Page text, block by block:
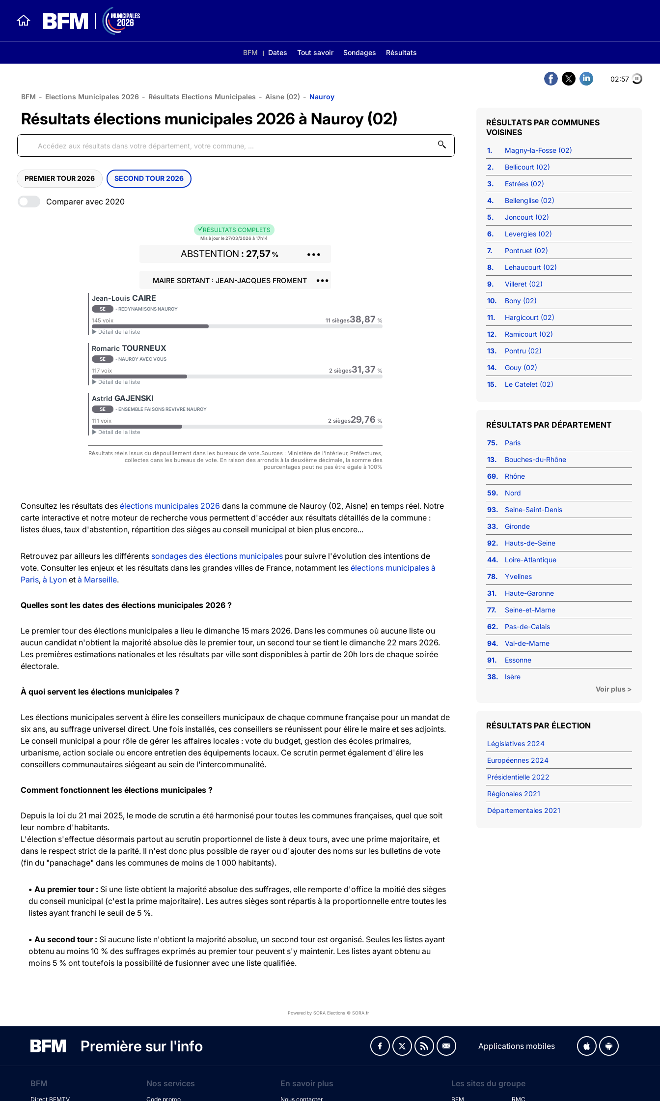
BFM Dates Tout savoir Sondages Résultats
02:56
BFM - Elections Municipales 2026 - Résultats Elections Municipales - Aisne (02) - Nauroy
Résultats élections municipales 2026 à Nauroy (02)
PREMIER TOUR 2026 SECOND TOUR 2026
Comparer avec 2020
RÉSULTATS COMPLETS
Mis à jour le 27/03/2026 à 17h14
ABSTENTION 27,57% •••
MAIRE SORTANT : JEAN-JACQUES FROMENT •••
Jean-Louis CAIRE
SE - REDYNAMISONS NAUROY
145 voix 11 sièges38,87 %
► Détail de la liste
Romaric TOURNEUX
SE - NAUROY AVEC VOUS
117 voix 2 sièges31,37 %
► Détail de la liste
Astrid GAJENSKI
SE - ENSEMBLE FAISONS REVIVRE NAUROY
111 voix 2 sièges29,76 %
► Détail de la liste
Résultats réels issus du dépouillement dans les bureaux de vote.Sources : Ministère de l'intérieur, Préfectures,
collectes dans les bureaux de vote. En raison des arrondis à la deuxième décimale, la somme des
pourcentages peut ne pas être égale à 100%
Consultez les résultats des élections municipales 2026 dans la commune de Nauroy (02, Aisne) en temps réel. Notre
carte interactive et notre moteur de recherche vous permettent d'accéder aux résultats détaillés de la commune :
listes élues, taux d'abstention, répartition des sièges au conseil municipal et bien plus encore...
Retrouvez par ailleurs les différents sondages des élections municipales pour suivre l'évolution des intentions de
vote. Consulter les enjeux et les résultats dans les grandes villes de France, notamment les élections municipales à
Paris, à Lyon et à Marseille.
Quelles sont les dates des élections municipales 2026 ?
Le premier tour des élections municipales a lieu le dimanche 15 mars 2026. Dans les communes où aucune liste ou
aucun candidat n'obtient la majorité absolue dès le premier tour, un second tour se tient le dimanche 22 mars 2026.
Les premières estimations nationales et les résultats par ville sont disponibles à partir de 20h lors de chaque soirée
électorale.
À quoi servent les élections municipales ?
Les élections municipales servent à élire les conseillers municipaux de chaque commune française pour un mandat de
six ans, au suffrage universel direct. Une fois installés, ces conseillers se réunissent pour élire le maire et ses adjoints.
Le conseil municipal a pour rôle de gérer les affaires locales : vote du budget, gestion des écoles primaires,
urbanisme, action sociale ou encore entretien des équipements locaux. Ce scrutin permet également d'élire les
conseillers communautaires siégeant au sein de l'intercommunalité.
Comment fonctionnent les élections municipales ?
Depuis la loi du 21 mai 2025, le mode de scrutin a été harmonisé pour toutes les communes françaises, quel que soit
leur nombre d'habitants.
L'élection s'effectue désormais partout au scrutin proportionnel de liste à deux tours, avec une prime majoritaire, et
dans le respect strict de la parité. Il n'est donc plus possible de rayer ou d'ajouter des noms sur les bulletins de vote
(fin du "panachage" dans les communes de moins de 1 000 habitants).
• Au premier tour : Si une liste obtient la majorité absolue des suffrages, elle remporte d'office la moitié des sièges
du conseil municipal (c'est la prime majoritaire). Les autres sièges sont répartis à la proportionnelle entre toutes les
listes ayant franchi le seuil de 5 %.
• Au second tour : Si aucune liste n'obtient la majorité absolue, un second tour est organisé. Seules les listes ayant
obtenu au moins 10 % des suffrages exprimés au premier tour peuvent s'y maintenir. Les listes ayant obtenu au
moins 5 % ont toutefois la possibilité de fusionner avec une liste qualifiée.
COMMUNES
VOISINES
1.
Magny-la-Fosse (02)
2.
Bellicourt (02)
3.
Estrées (02)
4.
Bellenglise (02)
5.
Joncourt (02)
6.
Levergies (02)
7.
Pontruet (02)
8.
Lehaucourt (02)
9.
Villeret (02)
10.
Bony (02)
11.
Hargicourt (02)
12.
Ramicourt (02)
13.
Pontru (02)
14.
Gouy (02)
15.
Le Catelet (02)
RÉSULTATS PAR DÉPARTEMENT
75.
Paris
13.
Bouches-du-Rhône
69.
Rhône
59.
Nord
93.
Seine-Saint-Denis
33.
Gironde
92.
Hauts-de-Seine
44.
Loire-Atlantique
78.
Yvelines
31.
Haute-Garonne
77.
Seine-et-Marne
62.
Pas-de-Calais
94.
Val-de-Marne
91.
Essonne
38.
Isère
Voir plus >
RÉSULTATS PAR ÉLECTION
Législatives 2024
Européennes 2024
Présidentielle 2022
Régionales 2021
Départementales 2021
Powered by SORA Elections © SORA.fr
Première sur l'info Applications mobiles
BFM
Direct BFMTV
Nos services
Code promo
En savoir plus
Nous contacter
Les sites du groupe
BFM RMC